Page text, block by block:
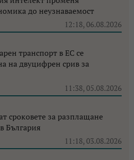
до неузнаваемост
12:18, 06.08.2026
транспорт в ЕС се
на двуцифрен срив за
11:38, 05.08.2026
сроковете за разплащане
България
11:18, 03.08.2026